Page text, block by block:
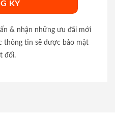
& nhận những ưu đãi mới
thông tin sẽ được bảo mật
đối.